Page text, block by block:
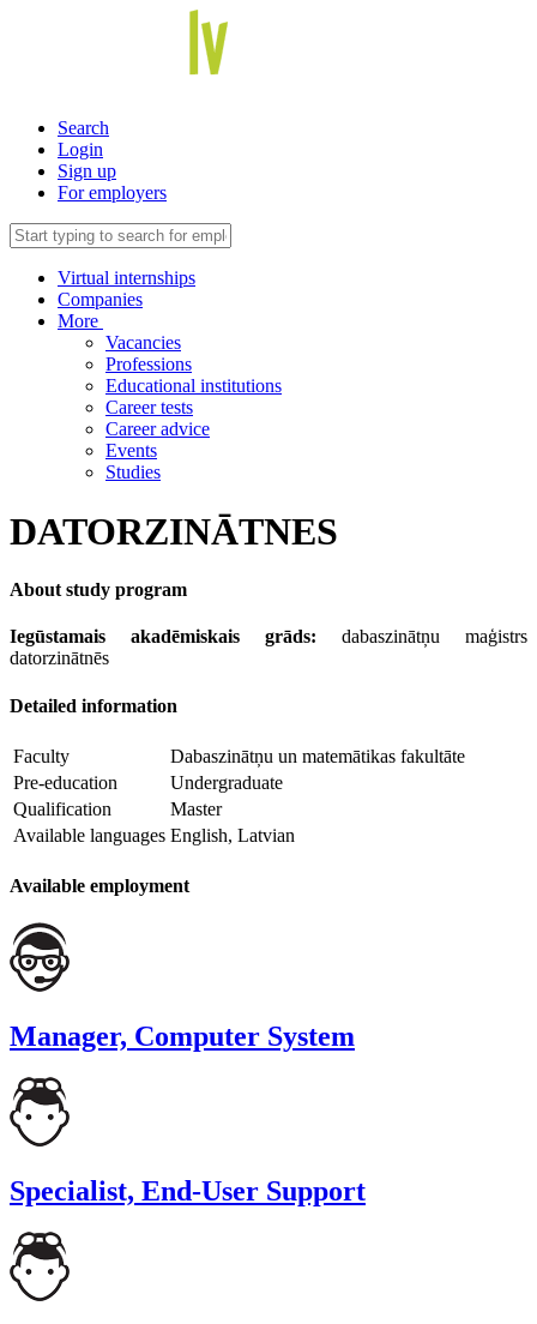
Search
Login
Sign up
For employers
Virtual internships
Companies
More
Vacancies
Professions
Educational institutions
Career tests
Career advice
Events
Studies
DATORZINĀTNES
About study program
Iegūstamais akadēmiskais grāds: dabaszinātņu maģistrs
datorzinātnēs
Detailed information
Faculty
Dabaszinātņu un matemātikas fakultāte
Pre-education
Undergraduate
Qualification
Master
Available languages English, Latvian
Available employment
Manager, Computer System
Specialist, End-User Support